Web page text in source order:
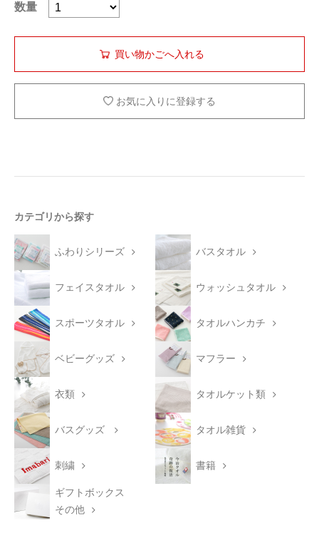
数量
お気に入りに登録する
カテゴリから探す
ふわりシリーズ バスタオル
フェイスタオル ウォッシュタオル
スポーツタオル タオルハンカチ
ベビーグッズ マフラー
衣類 タオルケット類
バスグッズ タオル雑貨
刺繍 書籍
ギフトボックス
その他